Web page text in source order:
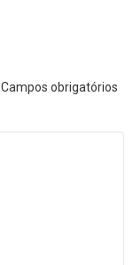
Campos obrigatórios